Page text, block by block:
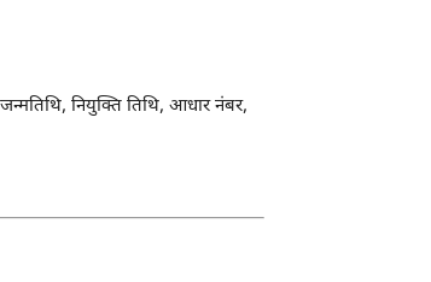
नियुक्ति तिथि, आधार नंबर,